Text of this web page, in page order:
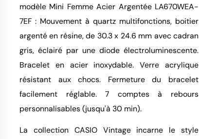
modèle Mini Femme Acier Argentée LA670WEA-
7EF : Mouvement à quartz multifonctions, boitier
argenté en résine, de 30.3 x 24.6 mm avec cadran
gris, éclairé par une diode électroluminescente.
Bracelet en acier inoxydable. Verre acrylique
résistant aux chocs. Fermeture du bracelet
facilement réglable. 7 comptes à rebours
personnalisables (jusqu'à 30 min).
La collection CASIO Vintage incarne le style